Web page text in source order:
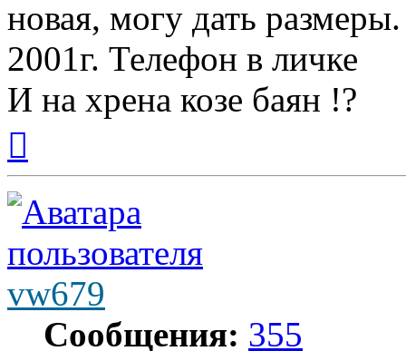
новая, могу дать
2001г. Телефон в личке
И на хрена козе баян !?
началу
vw679
Сообщения: 355